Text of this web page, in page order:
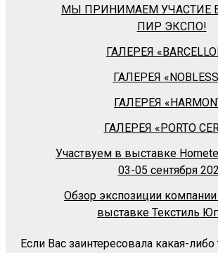
МЫ ПРИНИМАЕМ УЧАСТИЕ
ПИР ЭКСПО!
ГАЛЕРЕЯ
ГАЛЕРЕЯ
ГАЛЕРЕЯ
ГАЛЕРЕЯ «PORTO
Участвуем в выставке
03-05 сентября
Обзор экспозиции
выставке Текстиль
Если Вас заинтересовала какая-либо